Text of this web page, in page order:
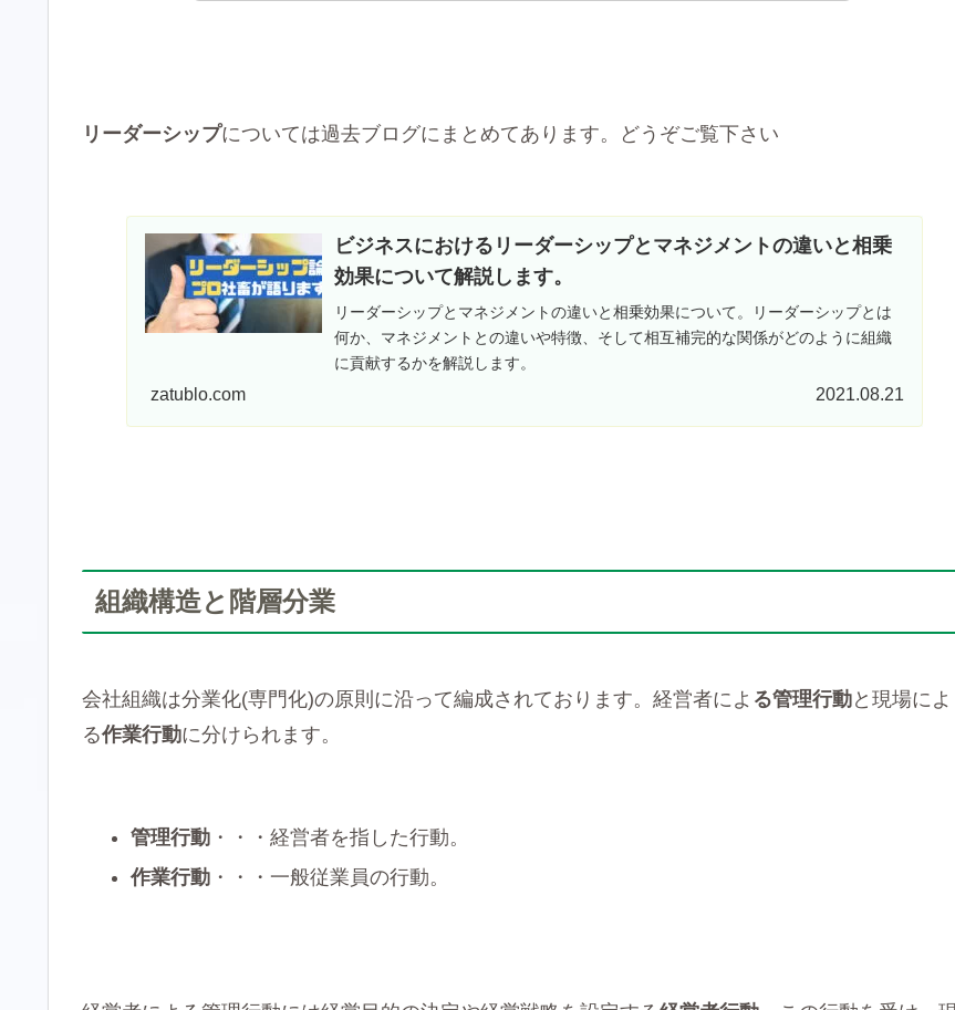
リーダーシップについては過去ブログにまとめてあります。どうぞご覧下さい
ビジネスにおけるリーダーシップとマネジメントの違いと相乗
効果について解説します。
リーダーシップとマネジメントの違いと相乗効果について。リーダーシップとは
何か、マネジメントとの違いや特徴、そして相互補完的な関係がどのように組織
に貢献するかを解説します。
zatublo.com 2021.08.21
組織構造と階層分業
会社組織は分業化(専門化)の原則に沿って編成されております。経営者によ る管理行動と現場によ
る作業行動に分けられます。
管理行動・・・経営者を指した行動。
作業行動・・・一般従業員の行動。